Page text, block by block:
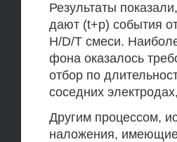
Результаты
дают (t+p) события
H/D/Т смеси.
фона оказалось
отбор по
соседних
Другим процессом,
наложения,